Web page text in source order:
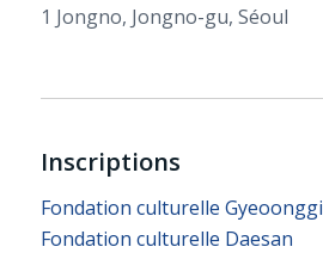
1 Jongno, Jongno-gu, Séoul
Inscriptions
Fondation culturelle Gyeoonggi
Fondation culturelle Daesan